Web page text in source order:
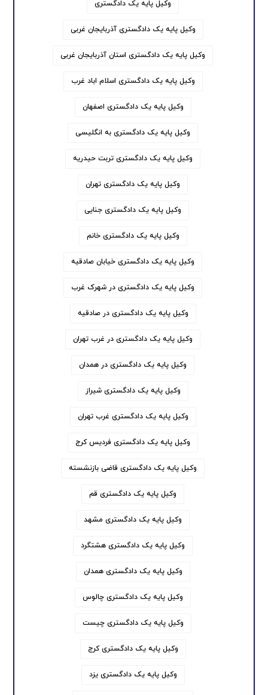
وکیل پایه یک دادگستری
وکیل پایه یک دادگستری آذربایجان غربی
وکیل پایه یک دادگستری استان آذربایجان غربی
وکیل پایه یک دادگستری اسلام اباد غرب
وکیل پایه یک دادگستری اصفهان
وکیل پایه یک دادگستری به انگلیسی
وکیل پایه یک دادگستری تربت حیدریه
وکیل پایه یک دادگستری تهران
وکیل پایه یک دادگستری جنایی
وکیل پایه یک دادگستری خانم
وکیل پایه یک دادگستری خیابان صادقیه
وکیل پایه یک دادگستری در شهرک غرب
وکیل پایه یک دادگستری در صادقیه
وکیل پایه یک دادگستری در غرب تهران
وکیل پایه یک دادگستری در همدان
وکیل پایه یک دادگستری شیراز
وکیل پایه یک دادگستری غرب تهران
وکیل پایه یک دادگستری فردیس کرج
وکیل پایه یک دادگستری قاضی بازنشسته
وکیل پایه یک دادگستری قم
وکیل پایه یک دادگستری مشهد
وکیل پایه یک دادگستری هشتگرد
وکیل پایه یک دادگستری همدان
وکیل پایه یک دادگستری چالوس
وکیل پایه یک دادگستری چیست
وکیل پایه یک دادگستری کرج
وکیل پایه یک دادگستری یزد